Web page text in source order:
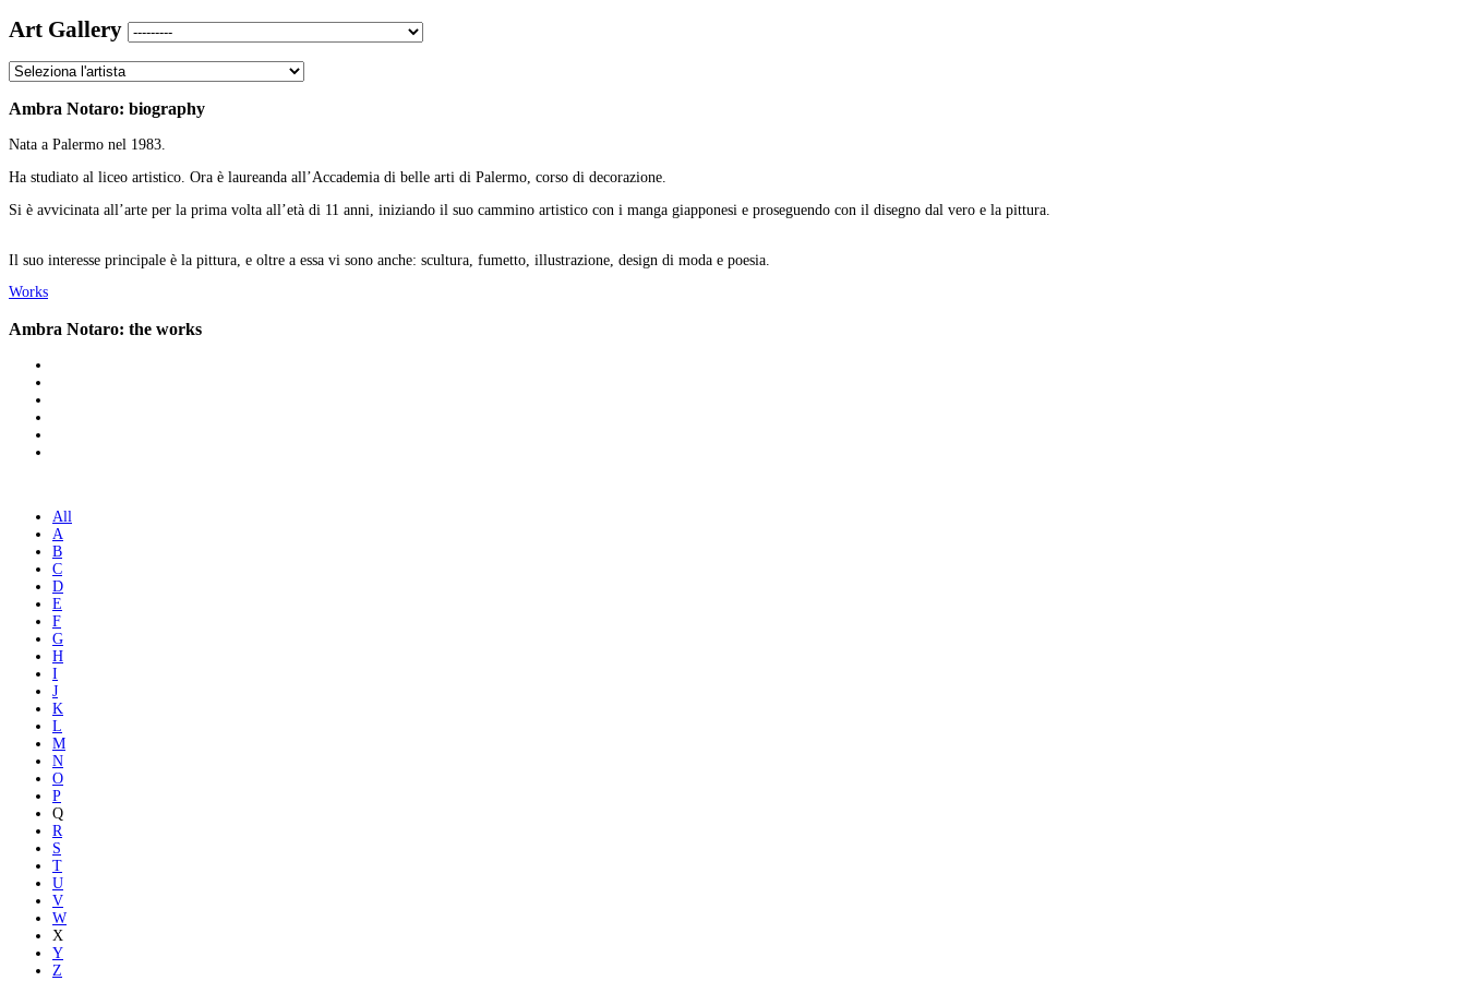
Art Gallery
Ambra Notaro: biography
Nata a Palermo nel 1983.
Ha studiato al liceo artistico. Ora è laureanda all’Accademia di belle arti di Palermo, corso di decorazione.
Si è avvicinata all’arte per la prima volta all’età di 11 anni, iniziando il suo cammino artistico con i manga giapponesi e proseguendo con il disegno dal vero e la pittura.
Il suo interesse principale è la pittura, e oltre a essa vi sono anche: scultura, fumetto, illustrazione, design di moda e poesia.
Works
Ambra Notaro: the works
All
A
B
C
D
E
F
G
H
I
J
K
L
M
N
O
P
Q
R
S
T
U
V
W
X
Y
Z